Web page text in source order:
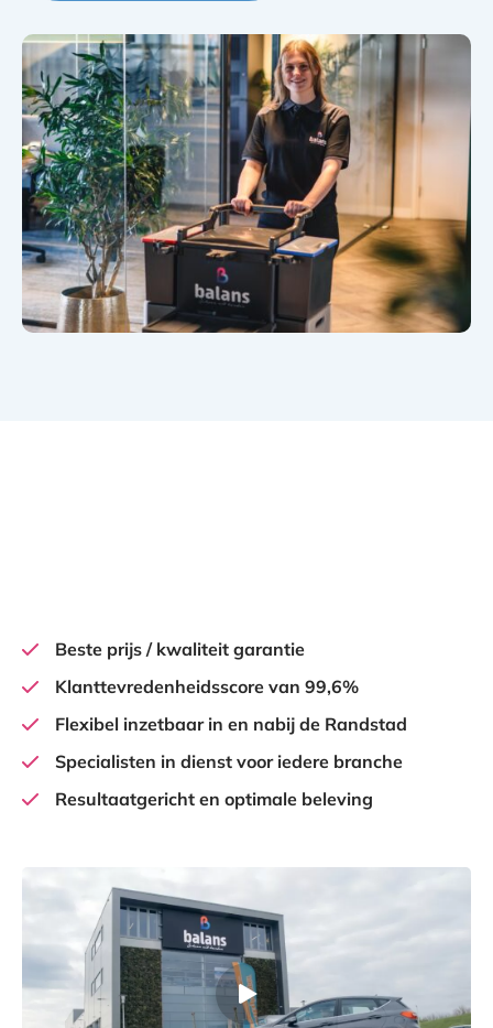
Beste prijs / kwaliteit garantie
Klanttevredenheidsscore van 99,6%
Flexibel inzetbaar in en nabij de Randstad
Specialisten in dienst voor iedere branche
Resultaatgericht en optimale beleving